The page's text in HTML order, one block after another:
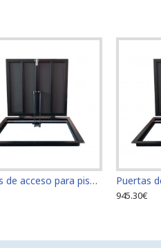
Puertas de acceso para piso tamaño 60 cm x 70 cm "H"
945.30€